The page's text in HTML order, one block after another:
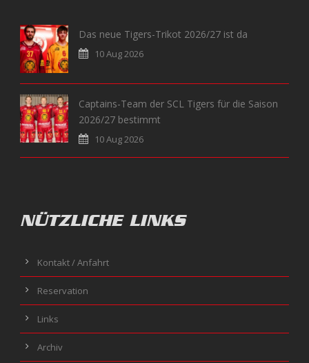
Das neue Tigers-Trikot 2026/27 ist da
10 Aug 2026
Captains-Team der SCL Tigers für die Saison
2026/27 bestimmt
10 Aug 2026
NÜTZLICHE LINKS
Kontakt / Anfahrt
Reservation
Links
Archiv